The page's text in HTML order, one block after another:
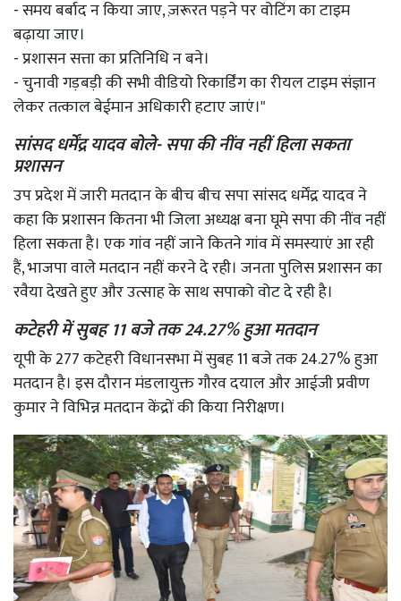
- ⁠समय बर्बाद न किया जाए, ज़रूरत पड़ने पर वोटिंग का टाइम
बढ़ाया जाए।
- प्रशासन सत्ता का प्रतिनिधि न बने।⁠
- चुनावी गड़बड़ी की सभी वीडियो रिकार्डिंग का रीयल टाइम संज्ञान
लेकर तत्काल बेईमान अधिकारी हटाए जाएं।"
सांसद धर्मेंद्र यादव बोले- सपा की नींव नहीं हिला सकता
प्रशासन
उप प्रदेश में जारी मतदान के बीच बीच सपा सांसद धर्मेंद्र यादव ने
कहा कि प्रशासन कितना भी जिला अध्यक्ष बना घूमे सपा की नींव नहीं
हिला सकता है। एक गांव नहीं जाने कितने गांव में समस्याएं आ रही
हैं, भाजपा वाले मतदान नहीं करने दे रही। जनता पुलिस प्रशासन का
रवैया देखते हुए और उत्साह के साथ सपाको वोट दे रही है।
कटेहरी में सुबह 11 बजे तक 24.27% हुआ मतदान
यूपी के 277 कटेहरी विधानसभा में सुबह 11 बजे तक 24.27% हुआ
मतदान है। इस दौरान मंडलायुक्त गौरव दयाल और आईजी प्रवीण
कुमार ने विभिन्न मतदान केंद्रों की किया निरीक्षण।